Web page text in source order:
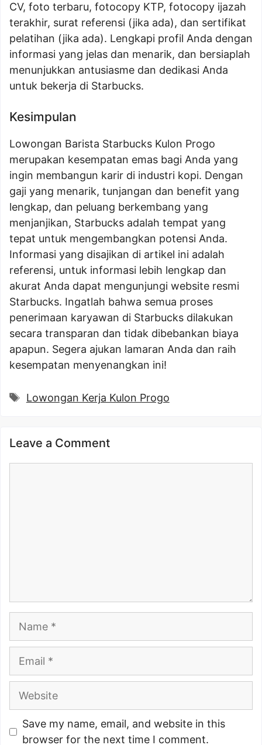
CV, foto terbaru, fotocopy KTP, fotocopy ijazah
terakhir, surat referensi (jika ada), dan sertifikat
pelatihan (jika ada). Lengkapi profil Anda dengan
informasi yang jelas dan menarik, dan bersiaplah
menunjukkan antusiasme dan dedikasi Anda
untuk bekerja di Starbucks.
Kesimpulan
Lowongan Barista Starbucks Kulon Progo
merupakan kesempatan emas bagi Anda yang
ingin membangun karir di industri kopi. Dengan
gaji yang menarik, tunjangan dan benefit yang
lengkap, dan peluang berkembang yang
menjanjikan, Starbucks adalah tempat yang
tepat untuk mengembangkan potensi Anda.
Informasi yang disajikan di artikel ini adalah
referensi, untuk informasi lebih lengkap dan
akurat Anda dapat mengunjungi website resmi
Starbucks. Ingatlah bahwa semua proses
penerimaan karyawan di Starbucks dilakukan
secara transparan dan tidak dibebankan biaya
apapun. Segera ajukan lamaran Anda dan raih
kesempatan menyenangkan ini!
Tags
Lowongan Kerja Kulon Progo
Leave a Comment
Website
Save my name, email, and website in this
browser for the next time I comment.